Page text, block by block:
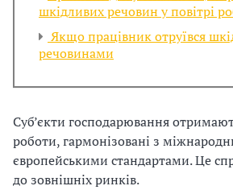
шкідливих речовин у повітрі
Якщо працівник отруївся
речовинами
Суб’єкти господарювання
роботи, гармонізовані з
європейськими стандартами. Це
до зовнішніх ринків.